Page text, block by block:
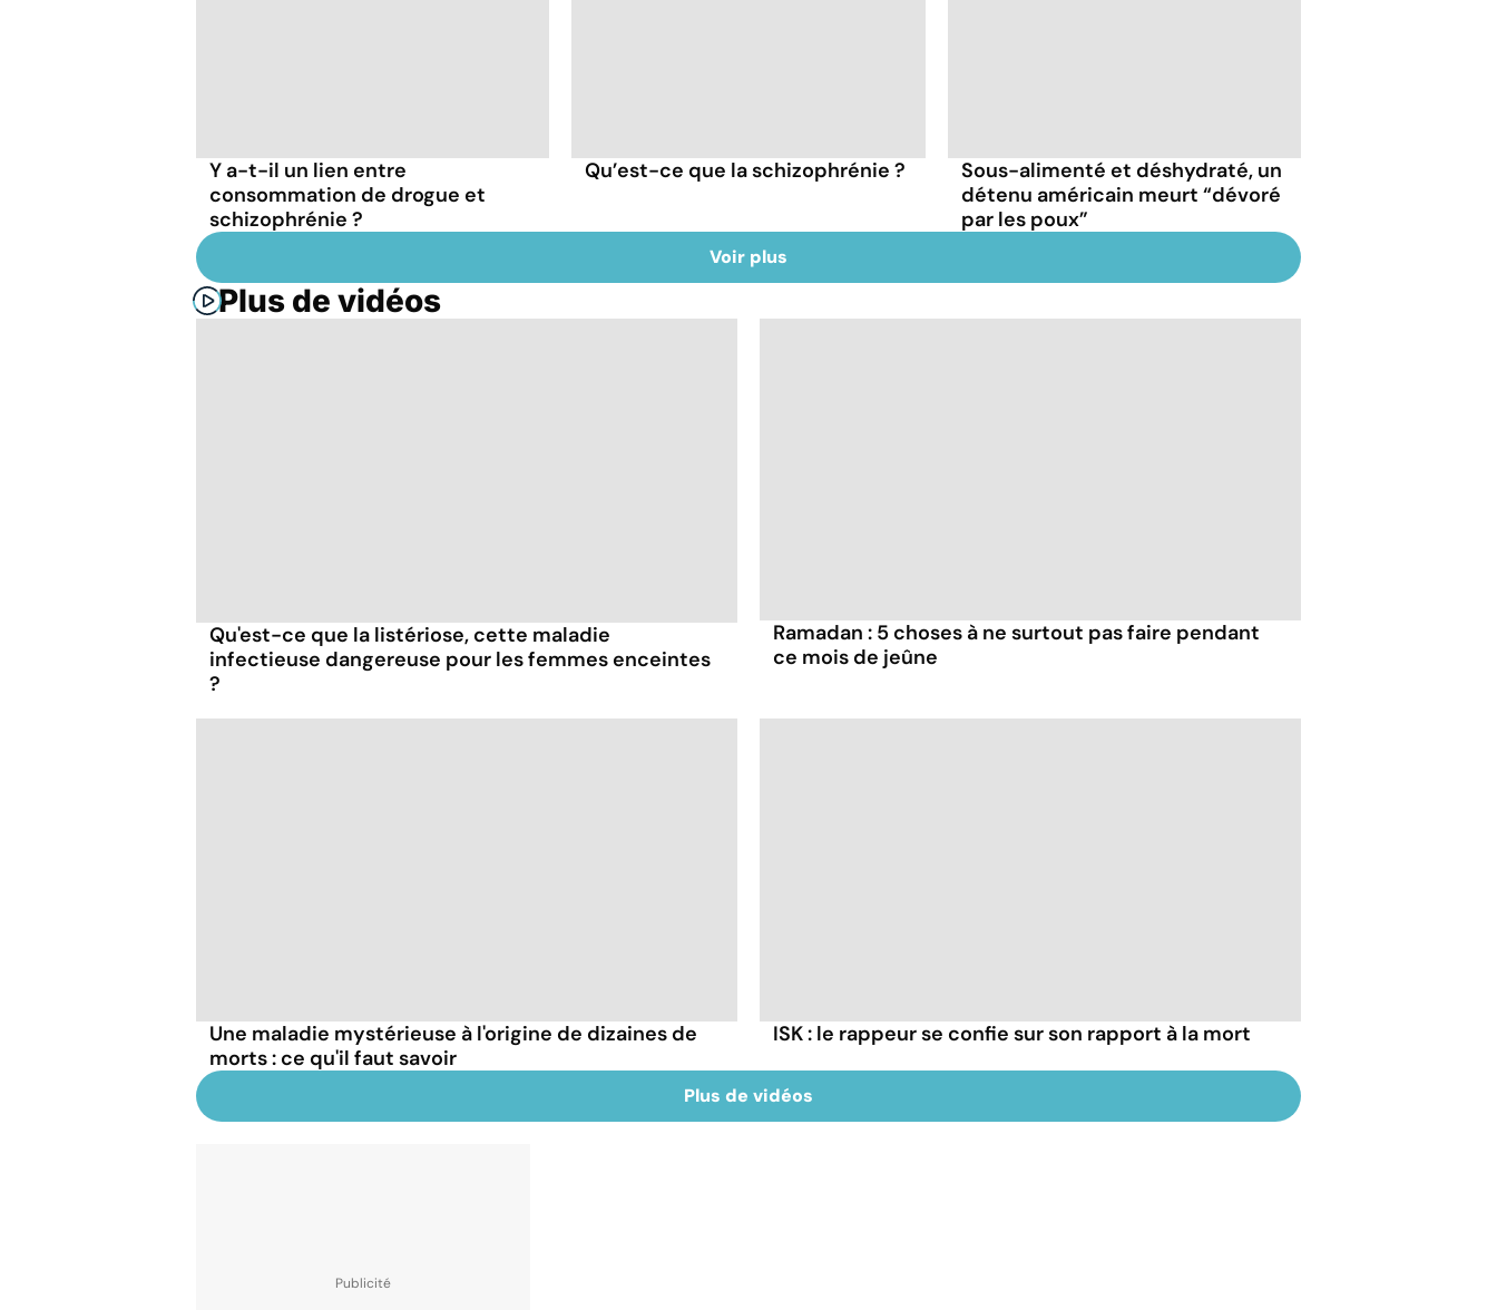
Y a-t-il un lien entre
consommation de drogue et
schizophrénie ?
Qu’est-ce que la schizophrénie ?
Sous-alimenté et déshydraté, un
détenu américain meurt “dévoré
par les poux”
Voir plus
Plus de vidéos
Qu'est-ce que la listériose, cette maladie
infectieuse dangereuse pour les femmes enceintes
?
Ramadan : 5 choses à ne surtout pas faire pendant
ce mois de jeûne
Une maladie mystérieuse à l'origine de dizaines de
morts : ce qu'il faut savoir
ISK : le rappeur se confie sur son rapport à la mort
Plus de vidéos